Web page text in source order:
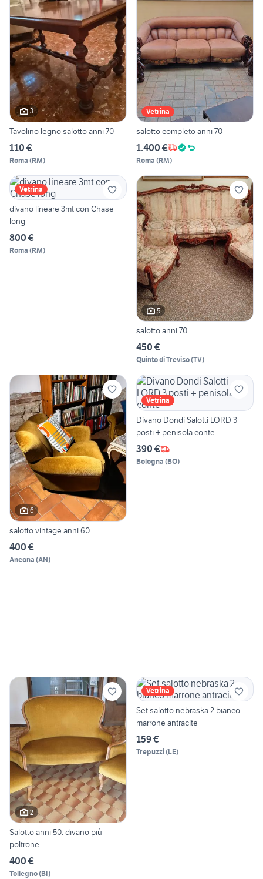
3
Tavolino legno salotto anni 70
110 €
Roma (RM)
Vetrina
salotto completo anni 70
1.400 €
Roma (RM)
Vetrina
divano lineare 3mt con Chase
long
800 €
Roma (RM)
5
salotto anni 70
450 €
Quinto di Treviso(TV)
6
salotto vintage anni 60
400 €
Ancona (AN)
Vetrina
Divano Dondi Salotti LORD 3
posti + penisola conte
390 €
Bologna (BO)
2
Salotto anni 50. divano più
poltrone
400 €
Tollegno(BI)
Vetrina
Set salotto nebraska 2 bianco
marrone antracite
159 €
Trepuzzi(LE)